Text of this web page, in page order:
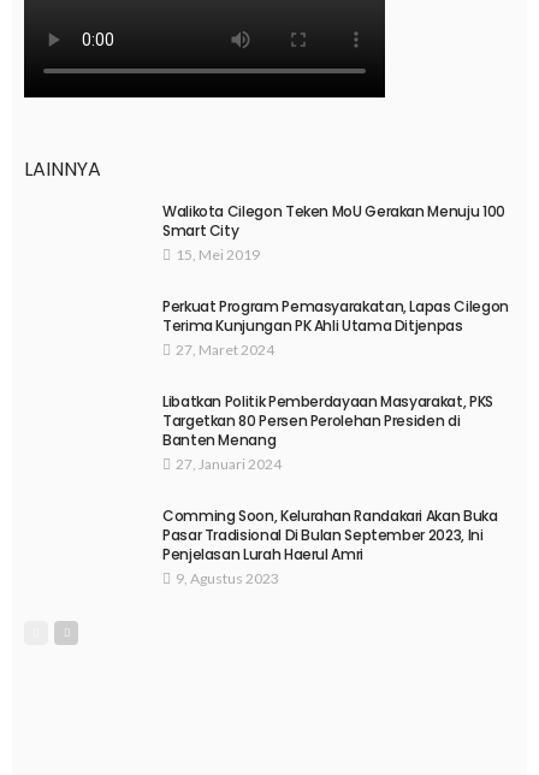
LAINNYA
Walikota Cilegon Teken MoU Gerakan Menuju 100
Smart City
15, Mei 2019
Perkuat Program Pemasyarakatan, Lapas Cilegon
Terima Kunjungan PK Ahli Utama Ditjenpas
27, Maret 2024
Libatkan Politik Pemberdayaan Masyarakat, PKS
Targetkan 80 Persen Perolehan Presiden di
Banten Menang
27, Januari 2024
Comming Soon, Kelurahan Randakari Akan Buka
Pasar Tradisional Di Bulan September 2023, Ini
Penjelasan Lurah Haerul Amri
9, Agustus 2023